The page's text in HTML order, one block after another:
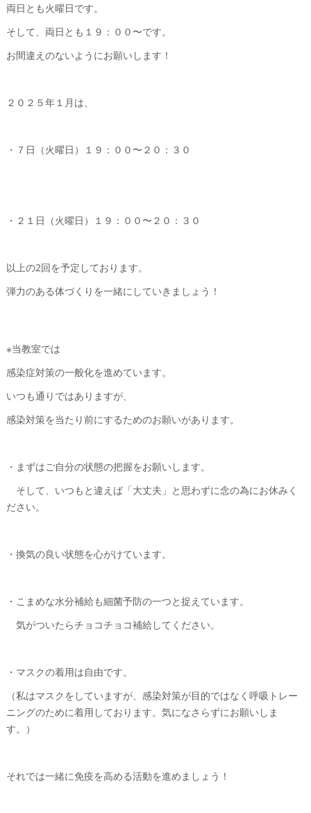
両日とも火曜日です。
そして、両日とも１９：００〜です。
お間違えのないようにお願いします！
２０２５年１月は、
・７日（火曜日）１９：００〜２０：３０
・２１日（火曜日）１９：００〜２０：３０
以上の2回を予定しております。
弾力のある体づくりを一緒にしていきましょう！
※当教室では
感染症対策の一般化を進めています。
いつも通りではありますが、
感染対策を当たり前にするためのお願いがあります。
・まずはご自分の状態の把握をお願いします。
そして、いつもと違えば「大丈夫」と思わずに念の為にお休みく
ださい。
・換気の良い状態を心がけています。
・こまめな水分補給も細菌予防の一つと捉えています。
気がついたらチョコチョコ補給してください。
・マスクの着用は自由です。
（私はマスクをしていますが、感染対策が目的ではなく呼吸トレー
ニングのために着用しております。気になさらずにお願いしま
す。）
それでは一緒に免疫を高める活動を進めましょう！